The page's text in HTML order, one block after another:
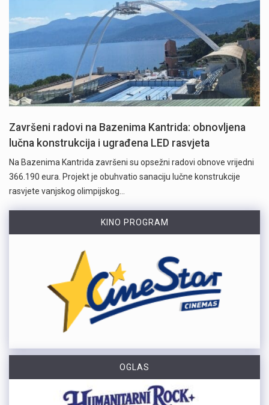
Završeni radovi na Bazenima Kantrida: obnovljena
lučna konstrukcija i ugrađena LED rasvjeta
Na Bazenima Kantrida završeni su opsežni radovi obnove vrijedni
366.190 eura. Projekt je obuhvatio sanaciju lučne konstrukcije
rasvjete vanjskog olimpijskog…
KINO PROGRAM
OGLAS